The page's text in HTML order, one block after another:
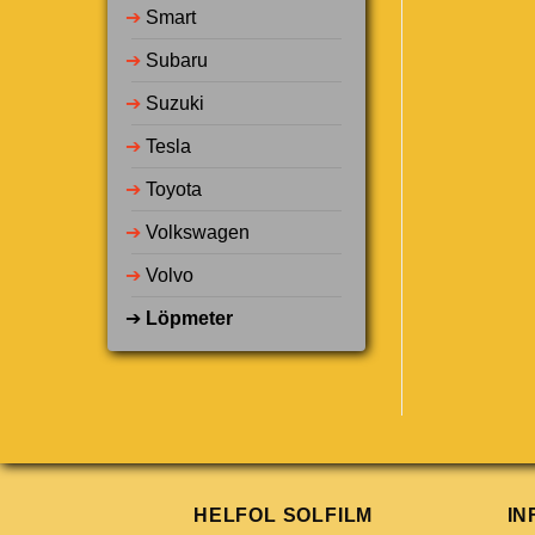
➔ Smart
➔ Subaru
➔ Suzuki
➔ Tesla
➔ Toyota
➔ Volkswagen
➔ Volvo
➔ Löpmeter
HELFOL SOLFILM